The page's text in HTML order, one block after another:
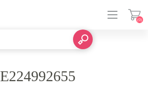
(0)
E224992655